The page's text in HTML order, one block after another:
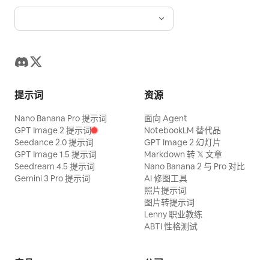
提示词
Nano Banana Pro 提示词
GPT Image 2 提示词
Seedance 2.0 提示词
GPT Image 1.5 提示词
Seedream 4.5 提示词
Gemini 3 Pro 提示词
资源
面向 Agent
NotebookLM 替代品
GPT Image 2 幻灯片
Markdown 转 𝕏 文章
Nano Banana 2 与 Pro 对比
AI 修图工具
照片提示词
图片转提示词
Lenny 职业教练
ABTI 性格测试